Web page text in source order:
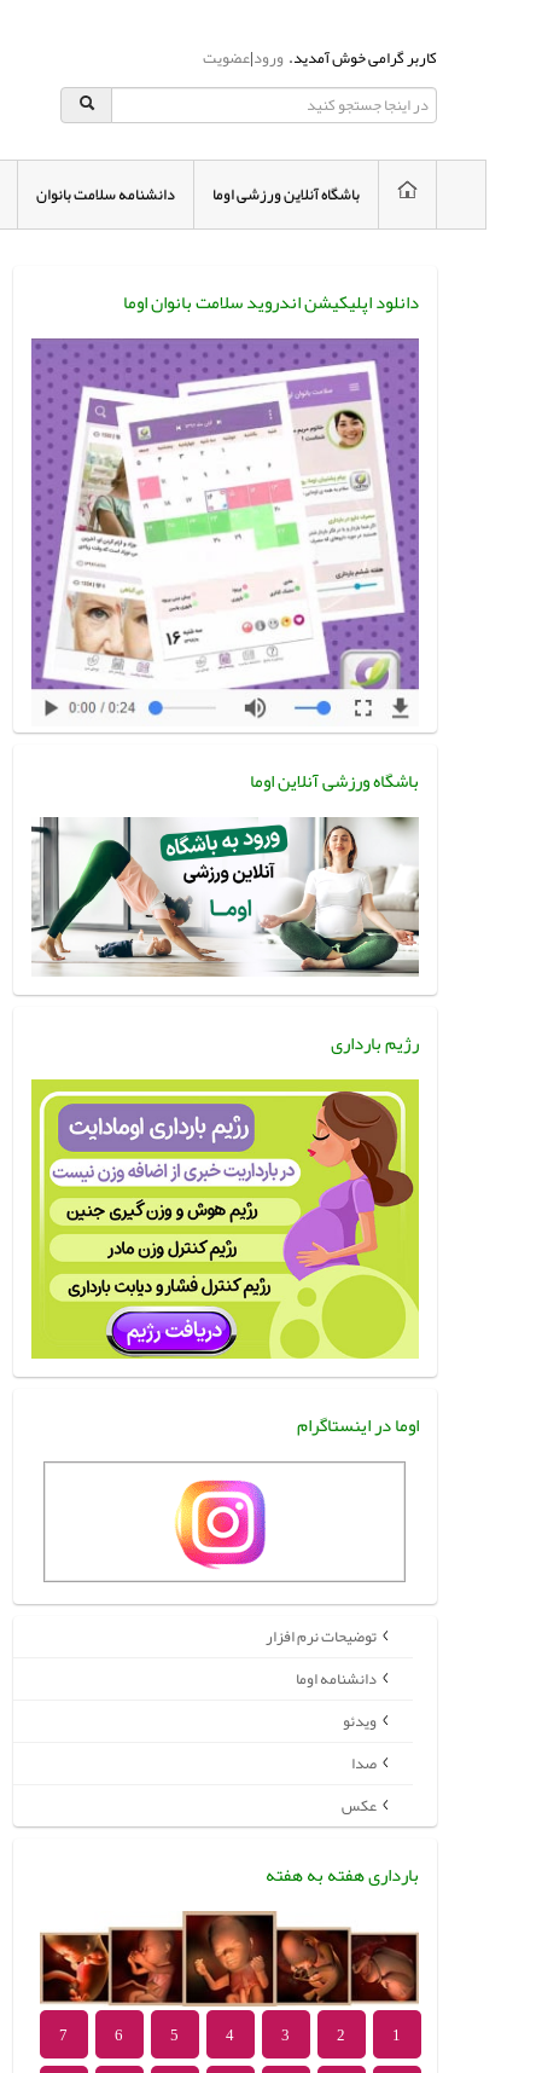
کاربر گرامی خوش آمدید.ورود|عضویت
باشگاه آنلاین ورزشی اوما دانشنامه سلامت بانوان
دانلود اپلیکیشن اندروید سلامت بانوان اوما
باشگاه ورزشی آنلاین اوما
رژیم بارداری
اوما در اینستاگرام
توضیحات نرم افزار
دانشنامه اوما
ویدئو
صدا
عکس
بارداری هفته به هفته
1
2
3
4
5
6
7